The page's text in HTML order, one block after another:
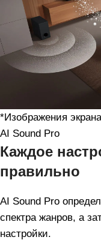
*Изображения
AI Sound Pro
Каждое
правильно
AI Sound Pro
спектра жанров, а
настройки.